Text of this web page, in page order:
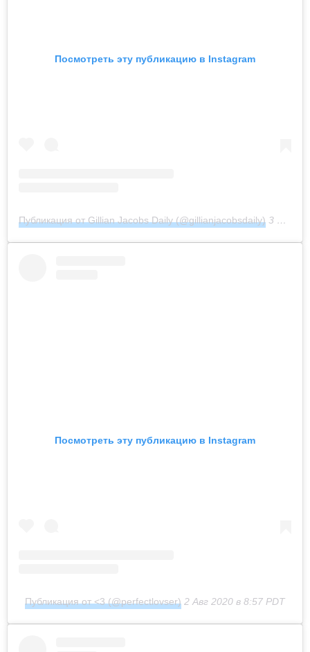
Посмотреть эту публикацию в Instagram
Публикация от Gillian Jacobs Daily (@gillianjacobsdaily) 3 Мар 2019 в 6:38 PST
Посмотреть эту публикацию в Instagram
Публикация от <3 (@perfectlovser) 2 Авг 2020 в 8:57 PDT